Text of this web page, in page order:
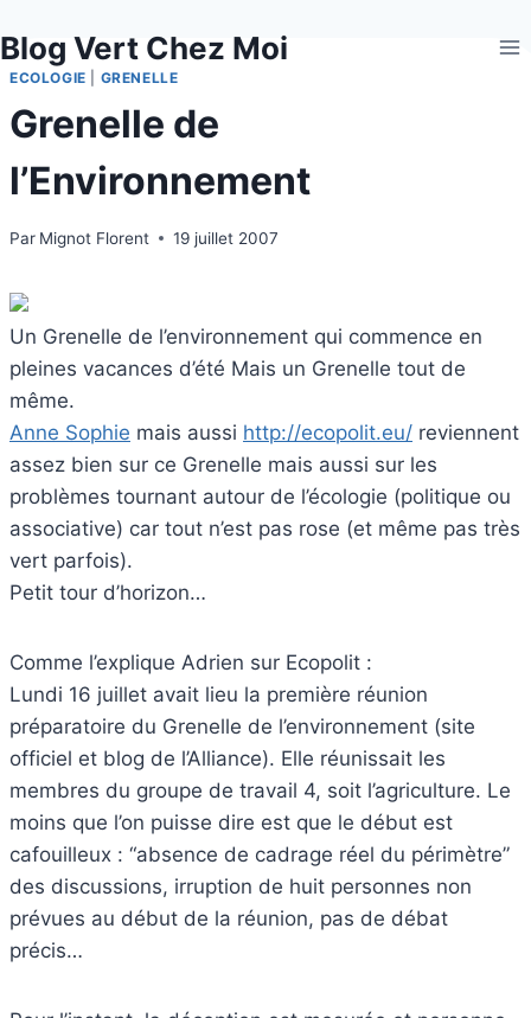
au
contenu
Blog Vert Chez Moi
ECOLOGIE GRENELLE
Grenelle de
l’Environnement
Par Mignot Florent 19 juillet 2007
Un Grenelle de l’environnement qui commence en
pleines vacances d’été Mais un Grenelle tout de
même.
Anne Sophie mais aussi http://ecopolit.eu/ reviennent
assez bien sur ce Grenelle mais aussi sur les
problèmes tournant autour de l’écologie (politique ou
associative) car tout n’est pas rose (et même pas très
vert parfois).
Petit tour d’horizon…
Comme l’explique Adrien sur Ecopolit :
Lundi 16 juillet avait lieu la première réunion
préparatoire du Grenelle de l’environnement (site
officiel et blog de l’Alliance). Elle réunissait les
membres du groupe de travail 4, soit l’agriculture. Le
moins que l’on puisse dire est que le début est
cafouilleux : “absence de cadrage réel du périmètre”
des discussions, irruption de huit personnes non
prévues au début de la réunion, pas de débat
précis…